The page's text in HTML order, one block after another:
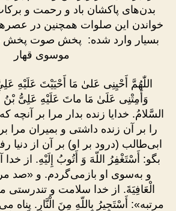
بدن‌های پاکشان باد و رحمت و
خواندن این صلوات همچنین در
بسیار وارد شده: پخش صوت
موسوی قهار
اللّٰهُمَّ أَحْيِنِى عَلىٰ مَا أَحْيَيْتَ عَلَيْهِ
وَأَمِتْنِى عَلَىٰ مَا ماتَ عَلَيْهِ عَلِىُّ بْنُ
السَّلامُ. خدایا زنده بدار مرا بر
را بر آن زنده داشتی و بمیران مرا
ابی‌طالب (درود بر او) بر آن از
بگو: أَسْتَغْفِرُ اللّهَ وَ أَتُوبُ إِلَيْهِ. از
و به‌سوی او بازمی‌گردم. و «صد
الْعَافِيَةَ. از خدا سلامت و
مرتبه»: أَسْتَجِيرُ بِاللّهِ مِنَ الْنَّارِ. پناه